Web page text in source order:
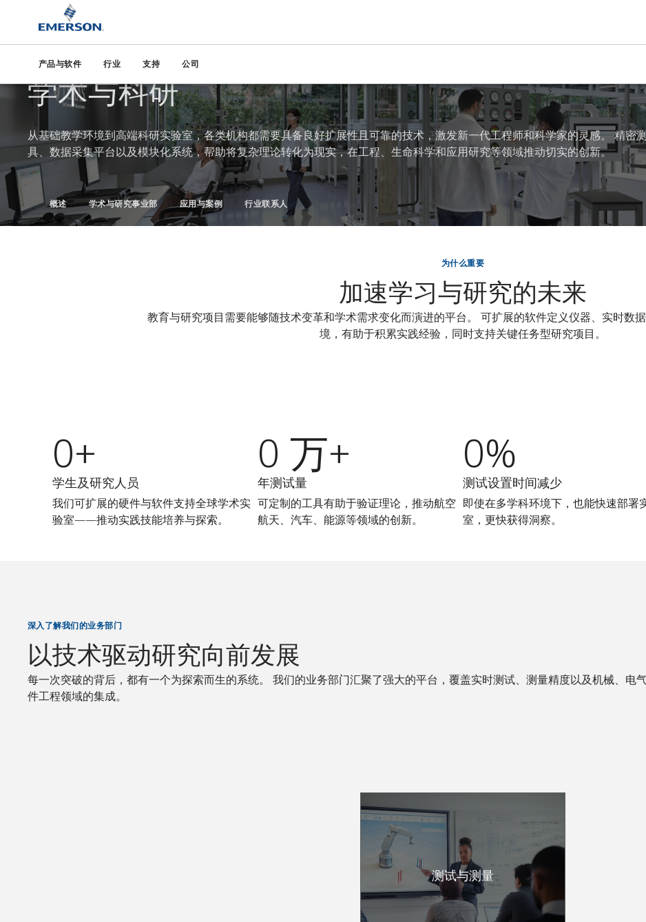
产品与软件 行业 支持 公司
艾默生 行业
赋能探索与创新
学术与科研
从基础教学环境到高端科研实验室，各类机构都需要具备良好扩展性且可靠的技术，激发新一代工程师和科学家的灵感。 精密
具、数据采集平台以及模块化系统，帮助将复杂理论转化为现实，在工程、生命科学和应用研究等领域推动切实的创新。
概述 学术与研究事业部 应用与案例 行业联系人
为什么重要
加速学习与研究的未来
教育与研究项目需要能够随技术变革和学术需求变化而演进的平台。 可扩展的软件定义仪器、实时数
境，有助于积累实践经验，同时支持关键任务型研究项目。
0+
学生及研究人员
我们可扩展的硬件与软件支持全球学术实
验室——推动实践技能培养与探索。
0 万+
年测试量
可定制的工具有助于验证理论，推动航空
航天、汽车、能源等领域的创新。
0%
测试设置时间减少
即使在多学科环境下，也能快速部署
室，更快获得洞察。
深入了解我们的业务部门
以技术驱动研究向前发展
每一次突破的背后，都有一个为探索而生的系统。 我们的业务部门汇聚了强大的平台，覆盖实时测试、测量精度以及机械、电
件工程领域的集成。
测试与测量